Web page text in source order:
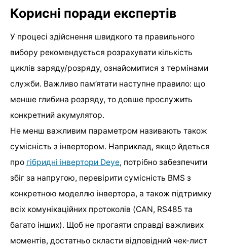
Корисні поради експертів
У процесі здійснення швидкого та правильного
вибору рекомендується розрахувати кількість
циклів заряду/розряду, ознайомитися з термінами
служби. Важливо пам’ятати наступне правило: що
менше глибина розряду, то довше прослужить
конкретний акумулятор.
Не менш важливим параметром називають також
сумісність з інвертором. Наприклад, якщо йдеться
про гібридні інвертори Deye, потрібно забезпечити
збіг за напругою, перевірити сумісність BMS з
конкретною моделлю інвертора, а також підтримку
всіх комунікаційних протоколів (CAN, RS485 та
багато інших). Щоб не прогаяти справді важливих
моментів, достатньо скласти відповідний чек-лист